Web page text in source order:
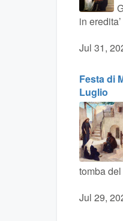
in eredita’
Jul 31,
Festa di
Luglio
tomba
Jul 29,